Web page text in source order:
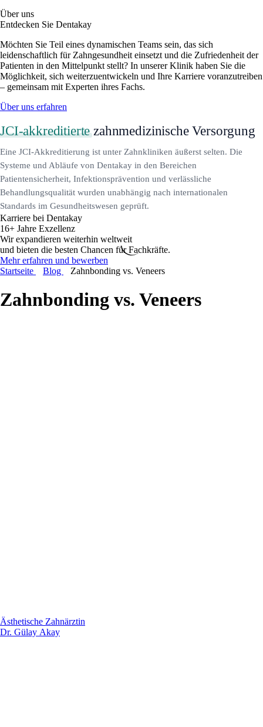
Über uns
Entdecken Sie Dentakay
Möchten Sie Teil eines dynamischen Teams sein, das sich
leidenschaftlich für Zahngesundheit einsetzt und die Zufriedenheit der
Patienten in den Mittelpunkt stellt? In unserer Klinik haben Sie die
Möglichkeit, sich weiterzuentwickeln und Ihre Karriere voranzutreiben
– gemeinsam mit Experten ihres Fachs.
Über uns erfahren
JCI-akkreditiertezahnmedizinische Versorgung
Eine JCI-Akkreditierung ist unter Zahnkliniken äußerst selten. Die
Systeme und Abläufe von Dentakay in den Bereichen
Patientensicherheit, Infektionsprävention und verlässliche
Behandlungsqualität wurden unabhängig nach internationalen
Standards im Gesundheitswesen geprüft.
Karriere bei Dentakay
16+ Jahre Exzellenz
Wir expandieren weiterhin weltweit
und bieten die besten Chancen für Fachkräfte.
Mehr erfahren und bewerben
Startseite
Blog Zahnbonding vs. Veneers
Zahnbonding vs. Veneers
Ästhetische Zahnärztin
Dr. Gülay Akay